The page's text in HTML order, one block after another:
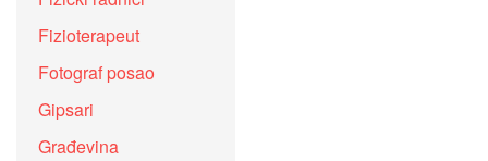
Fizioterapeut
Fotograf posao
Gipsari
Građevina